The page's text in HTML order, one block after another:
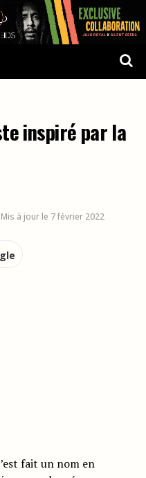
inspiré par la
Mis à jour le 7 février 2022
fait un nom en